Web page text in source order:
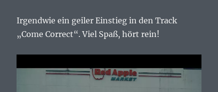
Irgendwie ein geiler Einstieg in den Track
„Come Correct“. Viel Spaß, hört rein!